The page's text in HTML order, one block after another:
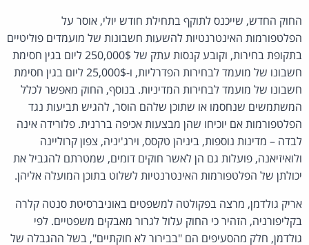
החוק החדש, שייכנס לתוקף בתחילת חודש יולי, אוסר על
הפלטפורמות האינטרנטיות להשעות חשבונות של מועמדים פוליטיים
בתקופת בחירות, וקובע קנסות עתק של 250,000$ ליום בגין חסימת
חשבונו של מועמד לבחירות הפדרליות, ו-25,000$ ליום בגין חסימת
חשבונו של מועמד לבחירות המדיניות. בנוסף, החוק מאפשר לכלל
המשתמשים שנחסמו או שתוכן שלהם הוסר, להגיש תביעות נגד
הפלטפורמות אם יוכיחו שהן מבצעות אכיפה בררנית. פלורידה אינה
לבדה – מדינות נוספות, ביניהן טקסס, וירג'יניה, צפון קרוליינה
ולואיזיאנה, פועלות גם הן לאשר חוקים דומים, שמטרתם להגביל את
יכולתן של הפלטפורמות האינטרנטיות לשלוט בתוכן המועלה אליהן.
אריק גולדמן, מרצה בפקולטה למשפטים באוניברסיטת סנטה קלרה
בקליפורניה, הזהיר כי החוק עלול לגרור מאבקים משפטיים. לפי
גולדמן, חלק מהסעיפים הם "בבירור לא חוקתיים", בשל ההגבלה של